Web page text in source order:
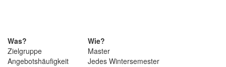
Was?
Wie?
Zielgruppe
Master
Angebotshäufigkeit
Jedes Wintersemester